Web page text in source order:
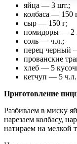
яйца — 3 шт.;
колбаса — 150
сыр — 150 г;
помидоры — 2
соль — ч.л.;
перец черный
прованские
хлеб — 5
кетчуп — 5 ч.л.
Приготовление
Разбиваем в миску
нарезаем колбасу,
натираем на мелкой